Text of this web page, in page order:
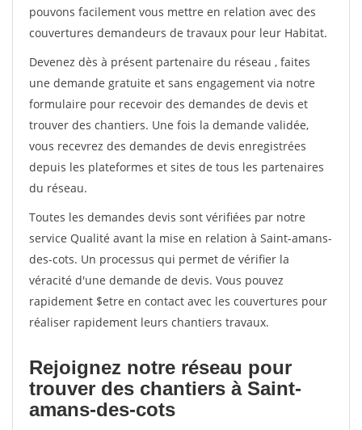
pouvons facilement vous mettre en relation avec des
couvertures demandeurs de travaux pour leur Habitat.
Devenez dès à présent partenaire du réseau , faites
une demande gratuite et sans engagement via notre
formulaire pour recevoir des demandes de devis et
trouver des chantiers. Une fois la demande validée,
vous recevrez des demandes de devis enregistrées
depuis les plateformes et sites de tous les partenaires
du réseau.
Toutes les demandes devis sont vérifiées par notre
service Qualité avant la mise en relation à Saint-amans-
des-cots. Un processus qui permet de vérifier la
véracité d'une demande de devis. Vous pouvez
rapidement $etre en contact avec les couvertures pour
réaliser rapidement leurs chantiers travaux.
Rejoignez notre réseau pour
trouver des chantiers à Saint-
amans-des-cots